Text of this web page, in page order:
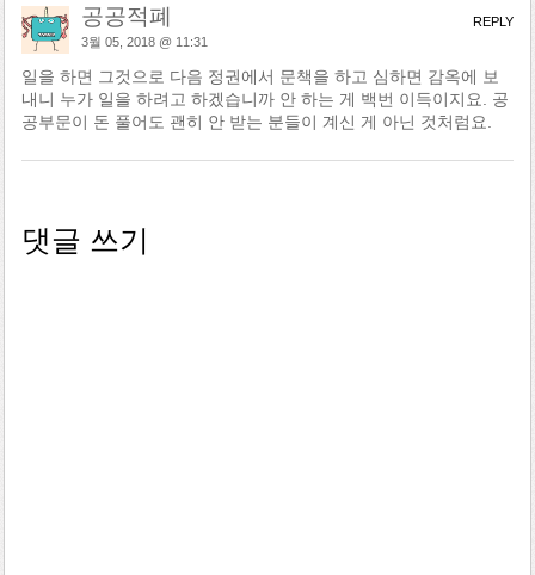
공공적폐
3월 05, 2018 @ 11:31
일을 하면 그것으로 다음 정권에서 문책을 하고 심하면 감옥에 보
내니 누가 일을 하려고 하겠습니까 안 하는 게 백번 이득이지요. 공
공부문이 돈 풀어도 괜히 안 받는 분들이 계신 게 아닌 것처럼요.
REPLY
댓글 쓰기